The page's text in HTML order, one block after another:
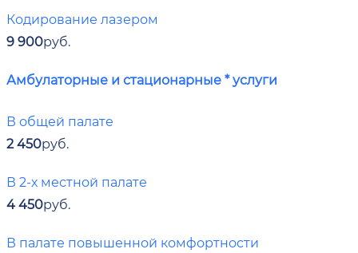
Кодирование лазером
9 900руб.
Амбулаторные и стационарные * услуги
В общей палате
2 450руб.
В 2-х местной палате
4 450руб.
В палате повышенной комфортности